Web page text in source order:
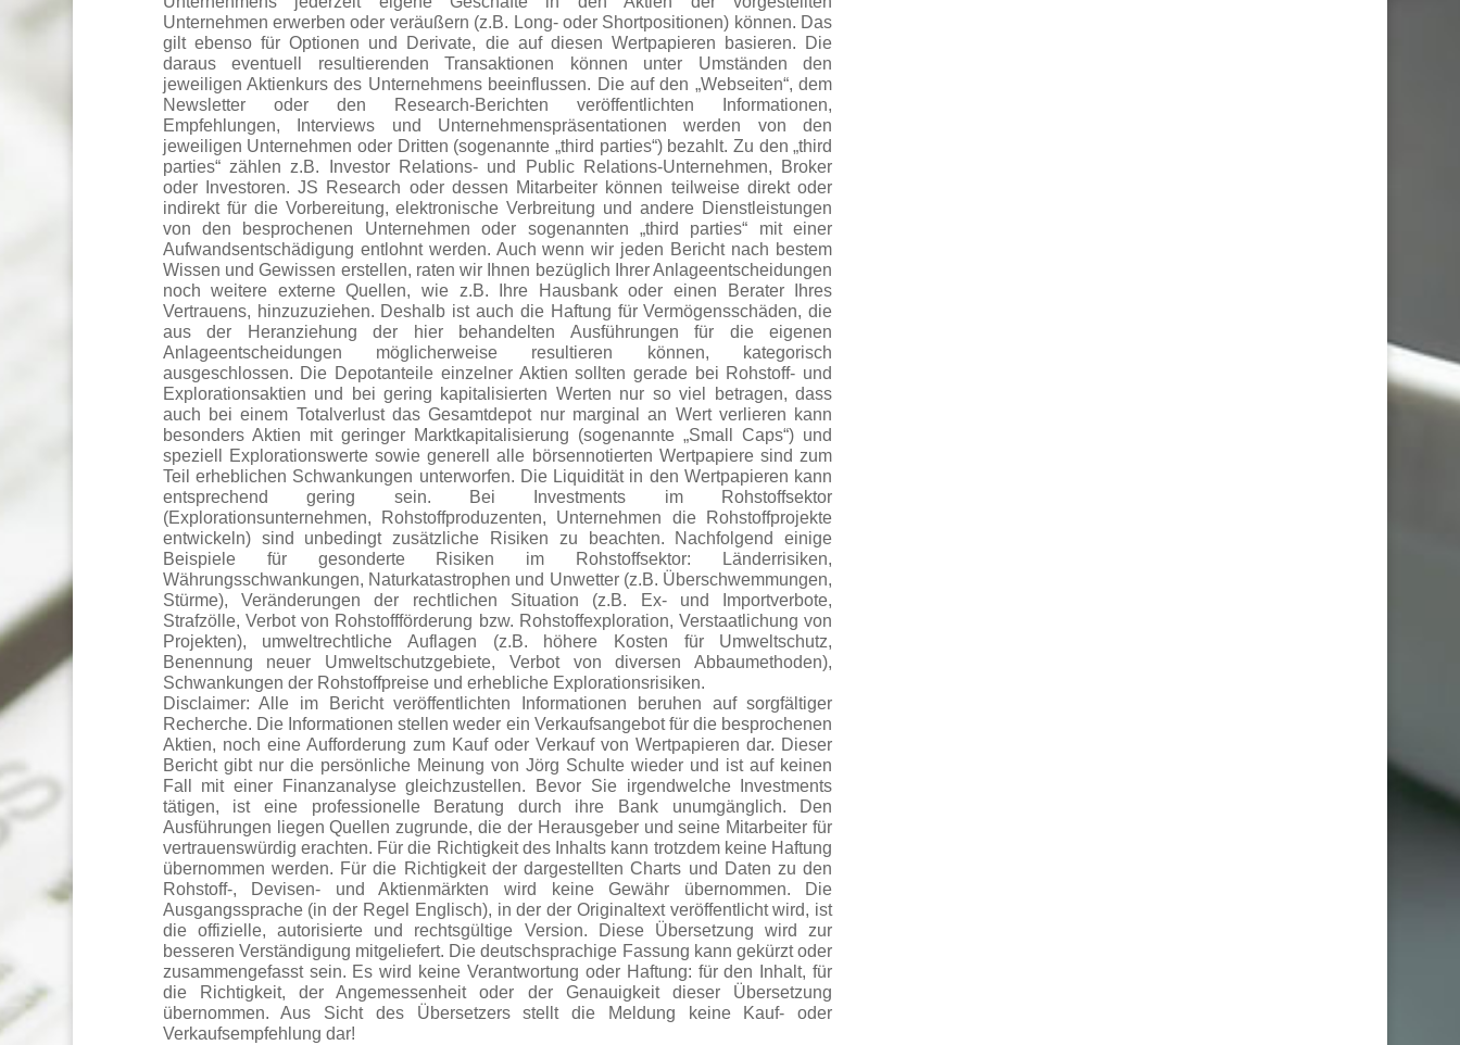
Unternehmen erwerben oder veräußern (z.B. Long- oder Shortpositionen) können. Das
gilt ebenso für Optionen und Derivate, die auf diesen Wertpapieren basieren. Die
daraus eventuell resultierenden Transaktionen können unter Umständen den
jeweiligen Aktienkurs des Unternehmens beeinflussen. Die auf den „Webseiten“, dem
Newsletter oder den Research-Berichten veröffentlichten Informationen,
Empfehlungen, Interviews und Unternehmenspräsentationen werden von den
jeweiligen Unternehmen oder Dritten (sogenannte „third parties“) bezahlt. Zu den „third
parties“ zählen z.B. Investor Relations- und Public Relations-Unternehmen, Broker
oder Investoren. JS Research oder dessen Mitarbeiter können teilweise direkt oder
indirekt für die Vorbereitung, elektronische Verbreitung und andere Dienstleistungen
von den besprochenen Unternehmen oder sogenannten „third parties“ mit einer
Aufwandsentschädigung entlohnt werden. Auch wenn wir jeden Bericht nach bestem
Wissen und Gewissen erstellen, raten wir Ihnen bezüglich Ihrer Anlageentscheidungen
noch weitere externe Quellen, wie z.B. Ihre Hausbank oder einen Berater Ihres
Vertrauens, hinzuzuziehen. Deshalb ist auch die Haftung für Vermögensschäden, die
aus der Heranziehung der hier behandelten Ausführungen für die eigenen
Anlageentscheidungen möglicherweise resultieren können, kategorisch
ausgeschlossen. Die Depotanteile einzelner Aktien sollten gerade bei Rohstoff- und
Explorationsaktien und bei gering kapitalisierten Werten nur so viel betragen, dass
auch bei einem Totalverlust das Gesamtdepot nur marginal an Wert verlieren kann
besonders Aktien mit geringer Marktkapitalisierung (sogenannte „Small Caps“) und
speziell Explorationswerte sowie generell alle börsennotierten Wertpapiere sind zum
Teil erheblichen Schwankungen unterworfen. Die Liquidität in den Wertpapieren kann
entsprechend gering sein. Bei Investments im Rohstoffsektor
(Explorationsunternehmen, Rohstoffproduzenten, Unternehmen die Rohstoffprojekte
entwickeln) sind unbedingt zusätzliche Risiken zu beachten. Nachfolgend einige
Beispiele für gesonderte Risiken im Rohstoffsektor: Länderrisiken,
Währungsschwankungen, Naturkatastrophen und Unwetter (z.B. Überschwemmungen,
Stürme), Veränderungen der rechtlichen Situation (z.B. Ex- und Importverbote,
Strafzölle, Verbot von Rohstoffförderung bzw. Rohstoffexploration, Verstaatlichung von
Projekten), umweltrechtliche Auflagen (z.B. höhere Kosten für Umweltschutz,
Benennung neuer Umweltschutzgebiete, Verbot von diversen Abbaumethoden),
Schwankungen der Rohstoffpreise und erhebliche Explorationsrisiken.
Disclaimer: Alle im Bericht veröffentlichten Informationen beruhen auf sorgfältiger
Recherche. Die Informationen stellen weder ein Verkaufsangebot für die besprochenen
Aktien, noch eine Aufforderung zum Kauf oder Verkauf von Wertpapieren dar. Dieser
Bericht gibt nur die persönliche Meinung von Jörg Schulte wieder und ist auf keinen
Fall mit einer Finanzanalyse gleichzustellen. Bevor Sie irgendwelche Investments
tätigen, ist eine professionelle Beratung durch ihre Bank unumgänglich. Den
Ausführungen liegen Quellen zugrunde, die der Herausgeber und seine Mitarbeiter für
vertrauenswürdig erachten. Für die Richtigkeit des Inhalts kann trotzdem keine Haftung
übernommen werden. Für die Richtigkeit der dargestellten Charts und Daten zu den
Rohstoff-, Devisen- und Aktienmärkten wird keine Gewähr übernommen. Die
Ausgangssprache (in der Regel Englisch), in der der Originaltext veröffentlicht wird, ist
die offizielle, autorisierte und rechtsgültige Version. Diese Übersetzung wird zur
besseren Verständigung mitgeliefert. Die deutschsprachige Fassung kann gekürzt oder
zusammengefasst sein. Es wird keine Verantwortung oder Haftung: für den Inhalt, für
die Richtigkeit, der Angemessenheit oder der Genauigkeit dieser Übersetzung
übernommen. Aus Sicht des Übersetzers stellt die Meldung keine Kauf- oder
Verkaufsempfehlung dar!